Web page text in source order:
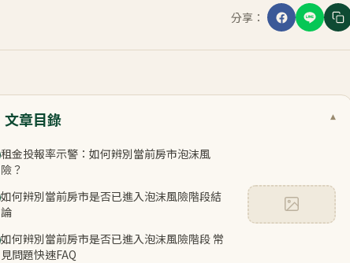
分享：
文章目錄 ▾
租金投報率示警：如何辨別當前房市泡沫風
險？
如何辨別當前房市是否已進入泡沫風險階段結
論
如何辨別當前房市是否已進入泡沫風險階段 常
見問題快速FAQ